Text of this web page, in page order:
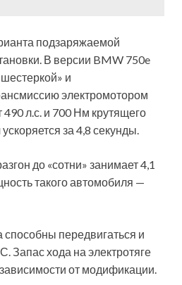
подзаряжаемой
В версии BMW 750e
и
электромотором
л.с. и 700 Нм крутящего
за 4,8 секунды.
до «сотни» занимает 4,1
такого автомобиля —
передвигаться и
Запас хода на электротяге
от модификации.